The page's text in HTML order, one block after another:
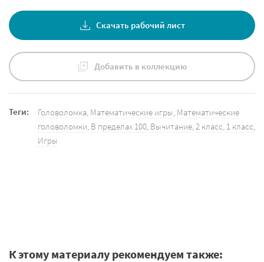
Скачать рабочий лист
Добавить в коллекцию
Теги: Головоломка, Математические игры, Математические
головоломки, В пределах 100, Вычитание,2 класс, 1 класс,
Игры
К этому материалу рекомендуем также: